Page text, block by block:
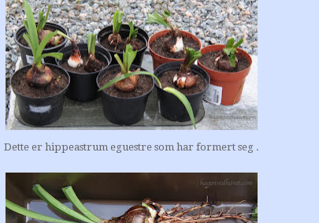
Dette er hippeastrum eguestre som har formert seg .